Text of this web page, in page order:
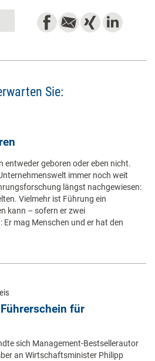
Sie:
geboren oder eben nicht.
immer noch weit
längst nachgewiesen:
Vielmehr ist Führung ein
kann – sofern er zwei
mag Menschen und er hat den
für
sich Management-Bestsellerautor
an Wirtschaftsminister Philipp